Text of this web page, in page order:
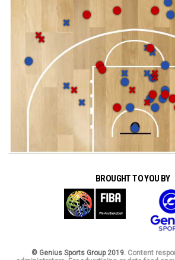
BROUGHT TO YOU BY
© Genius Sports Group 2019. Content